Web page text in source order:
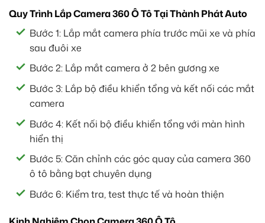
Quy Trình Lắp Camera 360 Ô Tô Tại Thành Phát Auto
Bước 1: Lắp mắt camera phía trước mũi xe và phía
sau đuôi xe
Bước 2: Lắp mắt camera ở 2 bên gương xe
Bước 3: Lắp bộ điều khiển tổng và kết nối các mắt
camera
Bước 4: Kết nối bộ điều khiển tổng với màn hình
hiển thị
Bước 5: Căn chỉnh các góc quay của camera 360
ô tô bằng bạt chuyên dụng
Bước 6: Kiểm tra, test thực tế và hoàn thiện